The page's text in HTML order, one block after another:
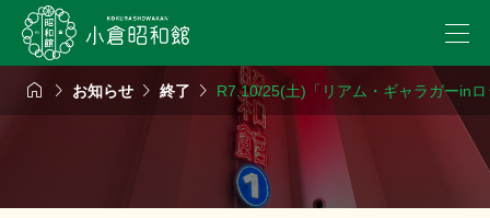
  お知らせ  終了  R7.10/25(土)「リアム・ギャラガーin